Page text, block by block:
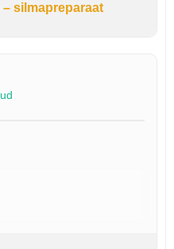
– silmapreparaat